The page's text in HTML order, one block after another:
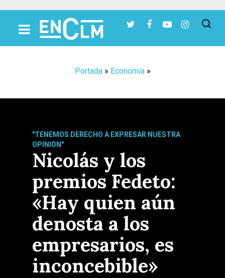
Portada» Economía»
"TENEMOS DERECHO A EXPRESAR NUESTRA
OPINIÓN"
Nicolás y los
premios Fedeto:
«Hay quien aún
denosta a los
empresarios, es
inconcebible»